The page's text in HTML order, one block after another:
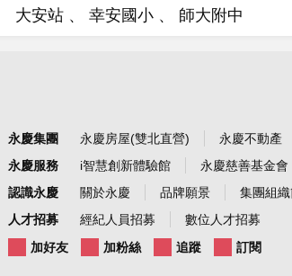
大安站 幸安國小 師大附中
永慶集團 永慶房屋(雙北直營) 永慶不動產
永慶服務
i智慧創新體驗館 永慶慈善基金會
認識永慶
關於永慶 品牌願景 集團組
人才招募
經紀人員招募
數位人才招募
加好友
加粉絲 追蹤 訂閱